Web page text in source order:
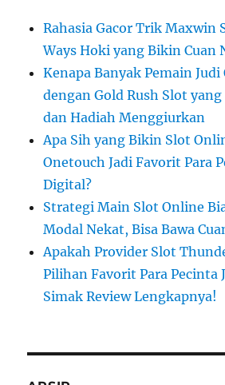
Rahasia Gacor Trik Maxwin
Ways Hoki yang Bikin Cuan
Kenapa Banyak Pemain
dengan Gold Rush Slot
dan Hadiah Menggiurkan
Apa Sih yang Bikin Slot
Onetouch Jadi Favorit Para
Digital?
Strategi Main Slot Online
Modal Nekat, Bisa Bawa
Apakah Provider Slot
Pilihan Favorit Para Pecinta
Simak Review Lengkapnya!